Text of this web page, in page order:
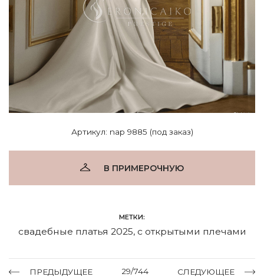
Артикул: nap 9885 (под заказ)
В ПРИМЕРОЧНУЮ
МЕТКИ:
свадебные платья 2025, с открытыми плечами
ПРЕДЫДУЩЕЕ 29/744 СЛЕДУЮЩЕЕ